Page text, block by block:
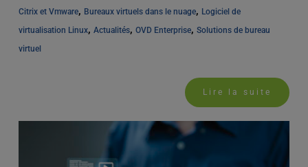
Citrix et Vmware, Bureaux virtuels dans le nuage, Logiciel de
virtualisation Linux, Actualités, OVD Enterprise, Solutions de bureau
virtuel
Lire la suite